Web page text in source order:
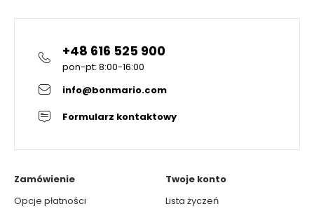
+48 616 525 900
pon-pt: 8:00-16:00
info@bonmario.com
Formularz kontaktowy
Zamówienie
Opcje płatności
Twoje konto
Lista życzeń